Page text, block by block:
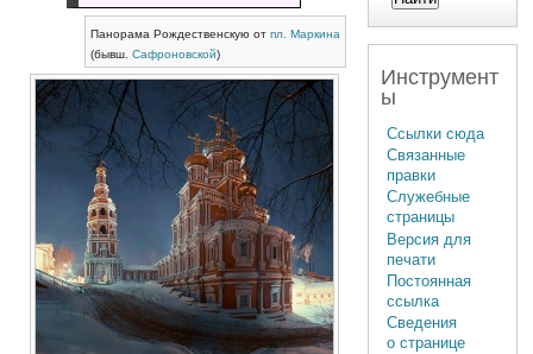
Панорама Рождественскую от пл. Маркина
(бывш. Сафроновской)
Инструмент
ы
Ссылки сюда
Связанные
правки
Служебные
страницы
Версия для
печати
Постоянная
ссылка
Сведения
о странице